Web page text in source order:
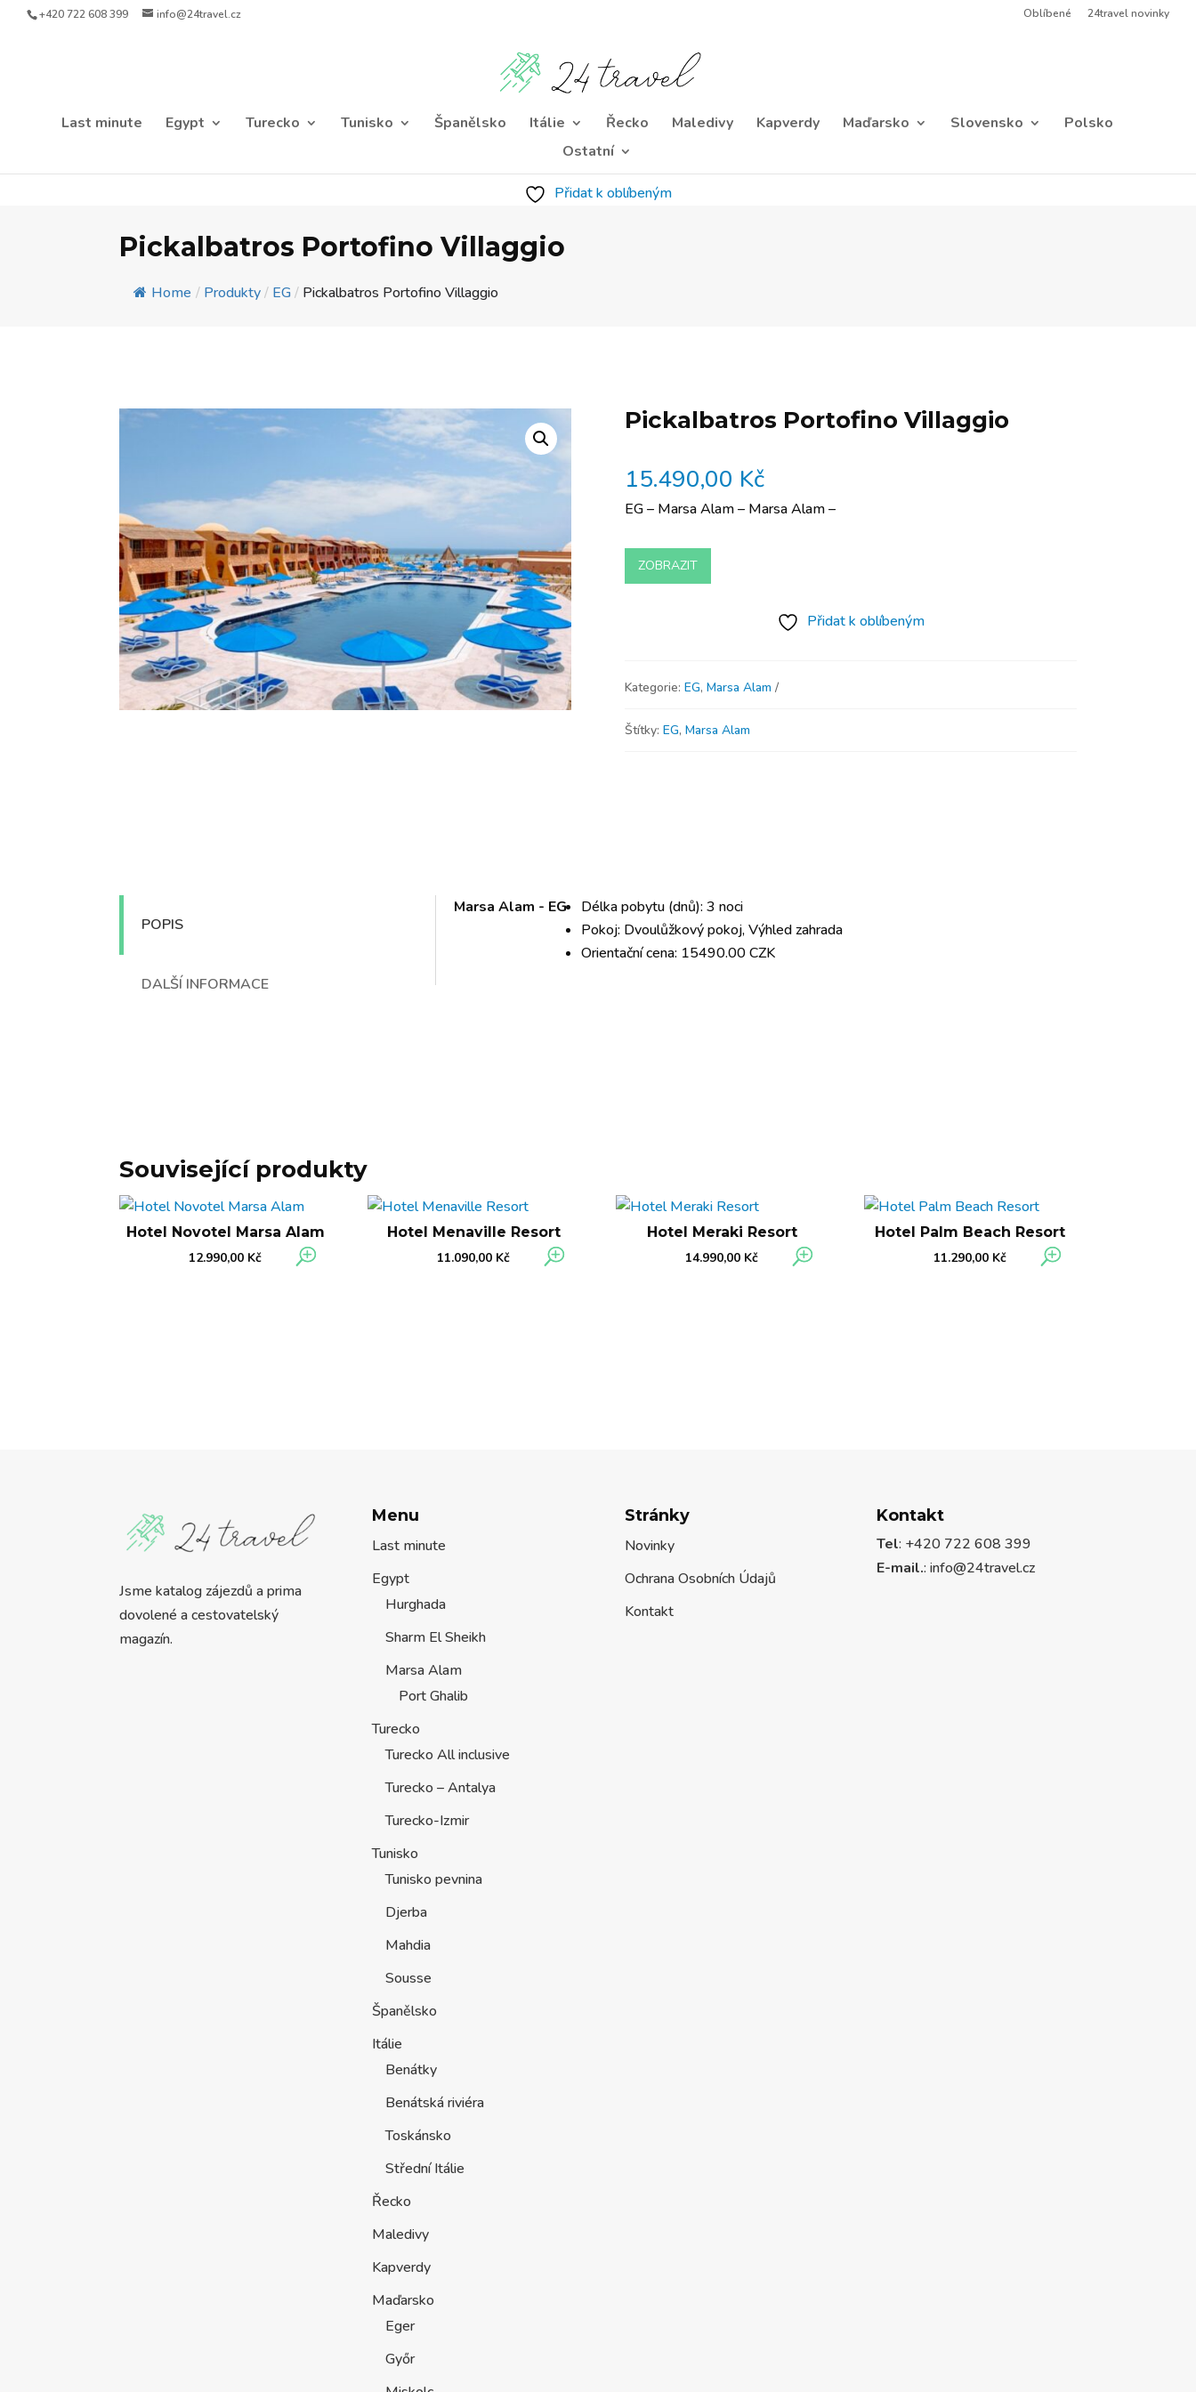
+420 722 608 399 info@24travel.cz Oblíbené 24travel novinky
Last minute Egypt Turecko Tunisko Španělsko Itálie Řecko Maledivy Kapverdy Maďarsko Slovensko
Polsko
Ostatní
Přidat k oblíbeným
Pickalbatros Portofino Villaggio
Home / Produkty / EG / Pickalbatros Portofino Villaggio
Pickalbatros Portofino Villaggio
15.490,00 Kč
EG – Marsa Alam – Marsa Alam –
ZOBRAZIT
Přidat k oblíbeným
Kategorie: EG, Marsa Alam
Štítky: EG, Marsa Alam
POPIS
DALŠÍ INFORMACE
Marsa Alam - EG
Délka pobytu (dnů): 3 noci
Pokoj: Dvoulůžkový pokoj, Výhled zahrada
Orientační cena: 15490.00 CZK
Související produkty
Hotel Novotel Marsa Alam
12.990,00 Kč
Hotel Menaville Resort
11.090,00 Kč
Hotel Meraki Resort
14.990,00 Kč
Hotel Palm Beach Resort
11.290,00 Kč
Jsme katalog zájezdů a prima
dovolené a cestovatelský
magazín.
Menu
Last minute
Egypt
Hurghada
Sharm El Sheikh
Marsa Alam
Port Ghalib
Turecko
Turecko All inclusive
Turecko – Antalya
Turecko-Izmir
Tunisko
Tunisko pevnina
Djerba
Mahdia
Sousse
Španělsko
Itálie
Benátky
Benátská riviéra
Toskánsko
Střední Itálie
Řecko
Maledivy
Kapverdy
Maďarsko
Eger
Győr
Stránky
Novinky
Ochrana Osobních Údajů
Kontakt
Kontakt
Tel: +420 722 608 399
E-mail.:info@24travel.cz